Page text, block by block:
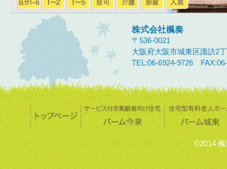
株式会社楓奏
〒536-0021
大阪府大阪市城東区諏訪2
TEL:06-6924-9726
©2014 楓